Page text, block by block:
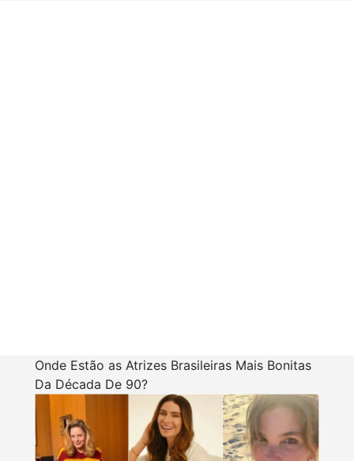
Onde Estão as Atrizes Brasileiras Mais Bonitas
Da Década De 90?